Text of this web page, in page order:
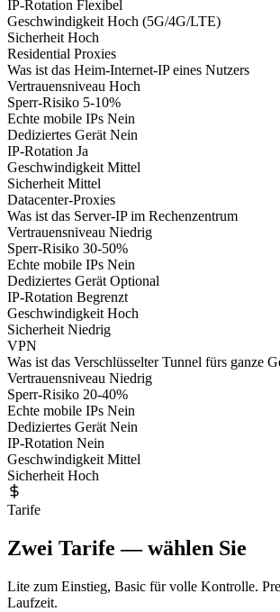
IP-Rotation Flexibel
GeschwindigkeitHoch (5G/4G/LTE)
SicherheitHoch
Residential Proxies
Was ist das Heim-Internet-IP eines Nutzers
Vertrauensniveau Hoch
Sperr-Risiko 5-10%
Echte mobile IPs Nein
Dediziertes GerätNein
IP-Rotation Ja
GeschwindigkeitMittel
SicherheitMittel
Datacenter-Proxies
Was ist das Server-IP im Rechenzentrum
Vertrauensniveau Niedrig
Sperr-Risiko 30-50%
Echte mobile IPs Nein
Dediziertes GerätOptional
IP-Rotation Begrenzt
GeschwindigkeitHoch
SicherheitNiedrig
VPN
Was ist das Verschlüsselter Tunnel fürs ganze
Vertrauensniveau Niedrig
Sperr-Risiko 20-40%
Echte mobile IPs Nein
Dediziertes GerätNein
IP-Rotation Nein
GeschwindigkeitMittel
SicherheitHoch
Tarife
Zwei Tarife — wählen Sie
Lite zum Einstieg, Basic für volle Kontrolle.
Laufzeit.